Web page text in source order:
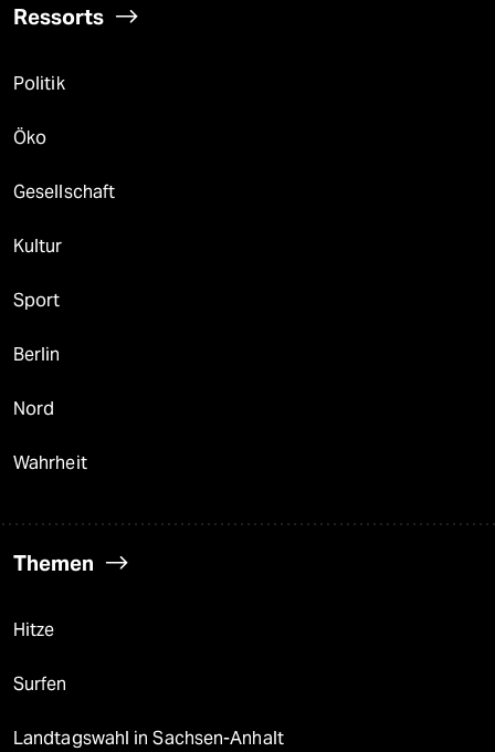
Ressorts
Politik
Öko
Gesellschaft
Kultur
Sport
Berlin
Nord
Wahrheit
Themen
Hitze
Surfen
Landtagswahl in Sachsen-Anhalt